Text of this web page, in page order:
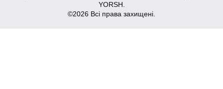
YORSH.
©2026 Всі права захищені.